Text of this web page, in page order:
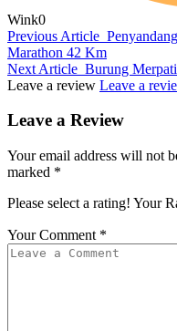
Wink0
Previous Article
Marathon 42 Km
Next Article Burung
Leave a review Leave a
Leave a Review
Your email address will not
marked *
Please select a rating! Your
Your Comment *